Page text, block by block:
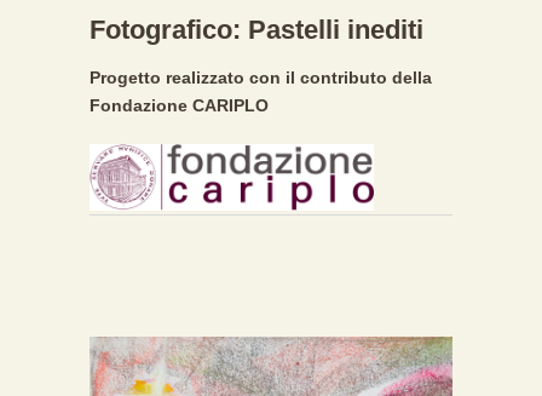
Fotografico: Pastelli inediti
Progetto realizzato con il contributo della
Fondazione CARIPLO